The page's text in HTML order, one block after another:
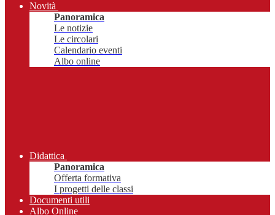
Novità
Panoramica
Le notizie
Le circolari
Calendario eventi
Albo online
Didattica
Panoramica
Offerta formativa
I progetti delle classi
Documenti utili
Albo Online